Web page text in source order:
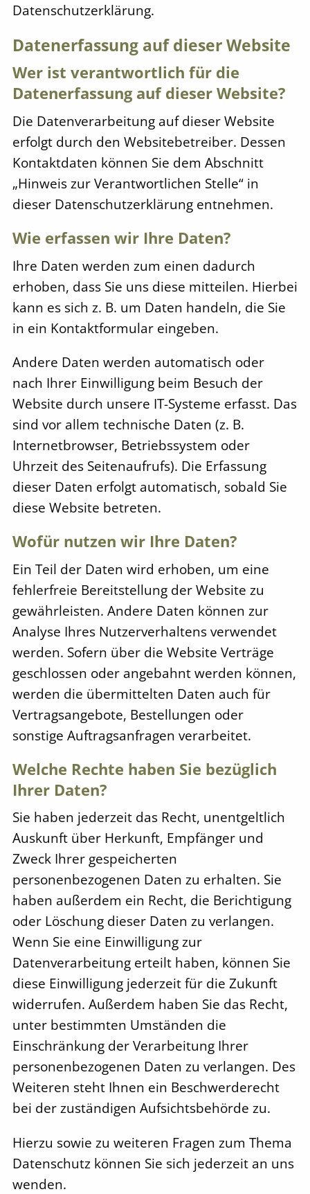
Datenschutzerklärung.
Datenerfassung auf dieser Website
Wer ist verantwortlich für die
Datenerfassung auf dieser Website?
Die Datenverarbeitung auf dieser Website
erfolgt durch den Websitebetreiber. Dessen
Kontaktdaten können Sie dem Abschnitt
„Hinweis zur Verantwortlichen Stelle“ in
dieser Datenschutzerklärung entnehmen.
Wie erfassen wir Ihre Daten?
Ihre Daten werden zum einen dadurch
erhoben, dass Sie uns diese mitteilen. Hierbei
kann es sich z. B. um Daten handeln, die Sie
in ein Kontaktformular eingeben.
Andere Daten werden automatisch oder
nach Ihrer Einwilligung beim Besuch der
Website durch unsere IT-Systeme erfasst. Das
sind vor allem technische Daten (z. B.
Internetbrowser, Betriebssystem oder
Uhrzeit des Seitenaufrufs). Die Erfassung
dieser Daten erfolgt automatisch, sobald Sie
diese Website betreten.
Wofür nutzen wir Ihre Daten?
Ein Teil der Daten wird erhoben, um eine
fehlerfreie Bereitstellung der Website zu
gewährleisten. Andere Daten können zur
Analyse Ihres Nutzerverhaltens verwendet
werden. Sofern über die Website Verträge
geschlossen oder angebahnt werden können,
werden die übermittelten Daten auch für
Vertragsangebote, Bestellungen oder
sonstige Auftragsanfragen verarbeitet.
Welche Rechte haben Sie bezüglich
Ihrer Daten?
Sie haben jederzeit das Recht, unentgeltlich
Auskunft über Herkunft, Empfänger und
Zweck Ihrer gespeicherten
personenbezogenen Daten zu erhalten. Sie
haben außerdem ein Recht, die Berichtigung
oder Löschung dieser Daten zu verlangen.
Wenn Sie eine Einwilligung zur
Datenverarbeitung erteilt haben, können Sie
diese Einwilligung jederzeit für die Zukunft
widerrufen. Außerdem haben Sie das Recht,
unter bestimmten Umständen die
Einschränkung der Verarbeitung Ihrer
personenbezogenen Daten zu verlangen. Des
Weiteren steht Ihnen ein Beschwerderecht
bei der zuständigen Aufsichtsbehörde zu.
Hierzu sowie zu weiteren Fragen zum Thema
Datenschutz können Sie sich jederzeit an uns
wenden.